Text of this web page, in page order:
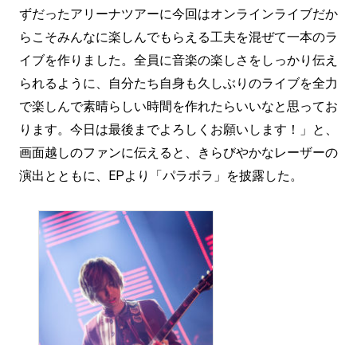
ずだったアリーナツアーに今回はオンラインライブだか
らこそみんなに楽しんでもらえる工夫を混ぜて一本のラ
イブを作りました。全員に音楽の楽しさをしっかり伝え
られるように、自分たち自身も久しぶりのライブを全力
で楽しんで素晴らしい時間を作れたらいいなと思ってお
ります。今日は最後までよろしくお願いします！」と、
画面越しのファンに伝えると、きらびやかなレーザーの
演出とともに、EPより「パラボラ」を披露した。